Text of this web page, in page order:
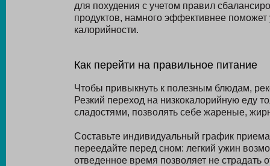
для похудения с учетом правил
продуктов, намного эффективнее
калорийности.
Как перейти на правильное питание
Чтобы привыкнуть к полезным блюдам,
Резкий переход на низкокалорийную еду
сладостями, позволять себе жареные,
Составьте индивидуальный график
переедайте перед сном: легкий ужин
отведенное время позволяет не страдать